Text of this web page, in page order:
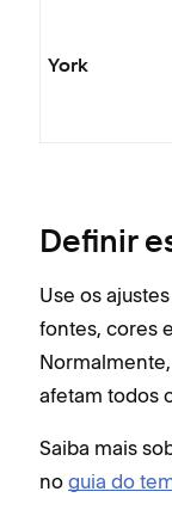
York
Definir
Use os
fontes, cores
afetam todos
Saiba mais
no guia do